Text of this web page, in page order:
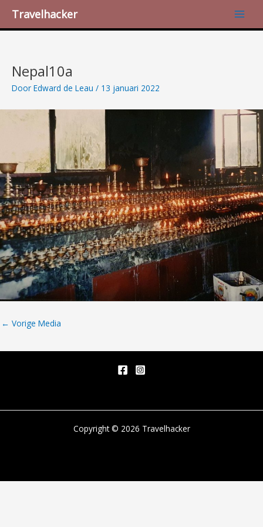
naar
de
Travelhacker
Main
Nepal10a
Door Edward de Leau / 13 januari 2022
navigatie
← Vorige Media
Copyright © 2026 Travelhacker